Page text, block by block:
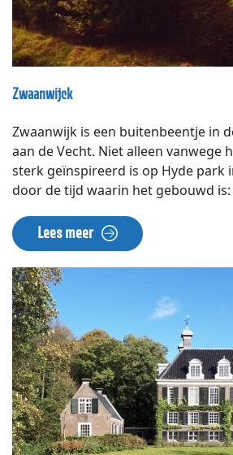
Zwaanwijck
Zwaanwijk is een buitenbeentje in
aan de Vecht. Niet alleen vanwege
sterk geïnspireerd is op Hyde park
door de tijd waarin het gebouwd is:
gebouwd werden. Het huis is
mevrouw De Pré, een weduwe van
Amsterdamse bankier. Hij had in
gekocht die hier stond. Zijn vrouw
overlijden afbreken om er dit
neorenaissance stijl neer te zetten.
prachtige park van 7 ha.
met prielen, speelhuisjes,
Na haar overlijden in 1899 werd het
verzoek een bejaardentehuis voor
Sinds de jaren 70 van de twintigste
verdeeld in appartementen. Menig
Lees meer